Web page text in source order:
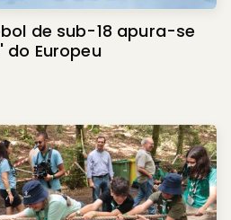
de sub-18 apura-se
Europeu